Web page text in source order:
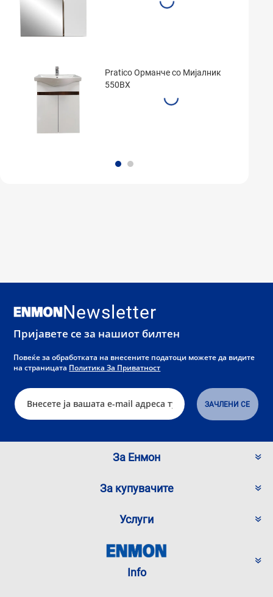
Pratico Орманче cо Мијалник
550BX
Newsletter
Пријавете се за нашиот билтен
Повеќе за обработката на внесените податоци можете да видите
на страницата Политика За Приватност
За Енмон
За купувачите
Услуги
Info